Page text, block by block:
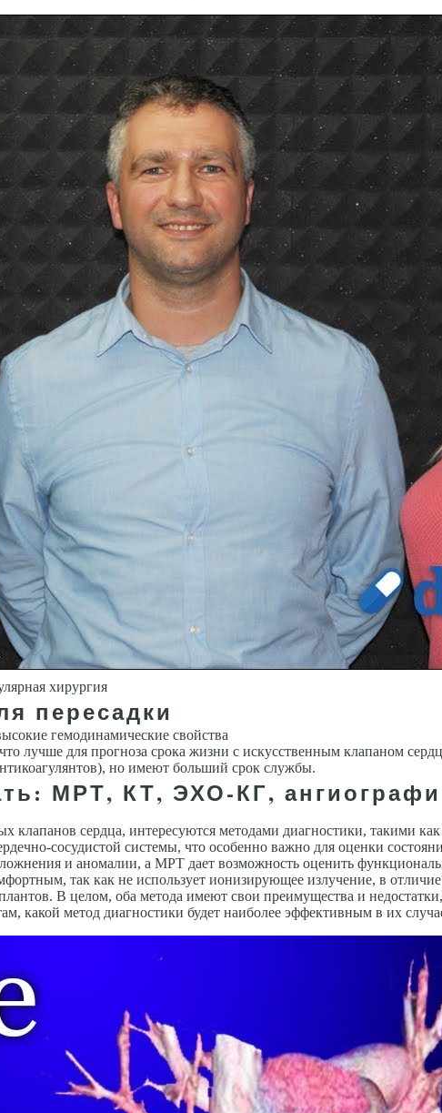
хирургия
пересадки
гемодинамические свойства
лучше для прогноза срока жизни с искусственным клапаном
но имеют больший срок службы.
МРТ, КТ, ЭХО-КГ,
клапанов сердца, интересуются методами диагностики, такими
сосудистой системы, что особенно важно для оценки
и аномалии, а МРТ дает возможность оценить
так как не использует ионизирующее излучение, в
В целом, оба метода имеют свои преимущества и
какой метод диагностики будет наиболее эффективным в их